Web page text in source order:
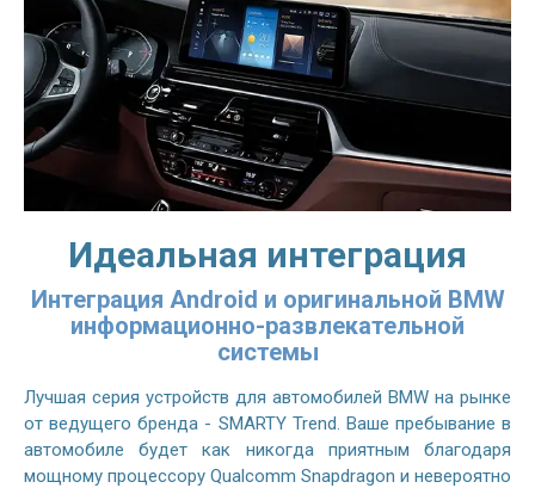
Идеальная интеграция
Интеграция Android и оригинальной BMW
информационно-развлекательной
системы
Лучшая серия устройств для автомобилей BMW на рынке
от ведущего бренда - SMARTY Trend. Ваше пребывание в
автомобиле будет как никогда приятным благодаря
мощному процессору Qualcomm Snapdragon и невероятно